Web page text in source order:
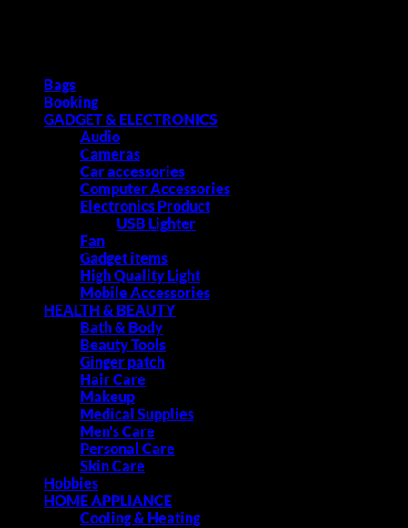
Bags
Booking
GADGET & ELECTRONICS
Audio
Cameras
Car accessories
Computer Accessories
Electronics Product
USB Lighter
Fan
Gadget items
High Quality Light
Mobile Accessories
HEALTH & BEAUTY
Bath & Body
Beauty Tools
Ginger patch
Hair Care
Makeup
Medical Supplies
Men's Care
Personal Care
Skin Care
Hobbies
HOME APPLIANCE
Cooling & Heating